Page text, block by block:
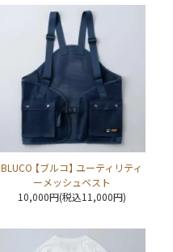
BLUCO 【ブルコ】 ユーティリティ
ーメッシュベスト
10,000円(税込11,000円)